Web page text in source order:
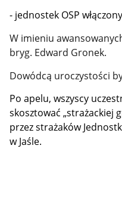
- jednostek OSP
W imieniu
bryg. Edward Gronek.
Dowódcą uroczystości
Po apelu, wszyscy
skosztować „strażackiej
przez strażaków
w Jaśle.